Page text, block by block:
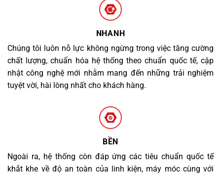
NHANH
Chúng tôi luôn nỗ lực không ngừng trong việc tăng cường
chất lượng, chuẩn hóa hệ thống theo chuẩn quốc tế, cập
nhật công nghệ mới nhằm mang đến những trải nghiệm
tuyệt vời, hài lòng nhất cho khách hàng.
BỀN
Ngoài ra, hệ thống còn đáp ứng các tiêu chuẩn quốc tế
khắt khe về độ an toàn của linh kiện, máy móc cùng với